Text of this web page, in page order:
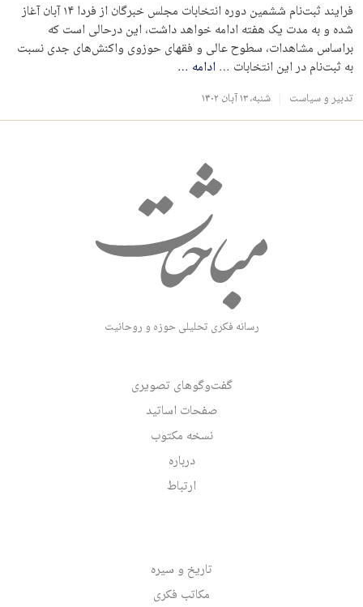
فرایند ثبت‌نام ششمین دوره انتخابات مجلس خبرگان از فردا ۱۴ آبان آغاز
شده و به مدت یک هفته ادامه خواهد داشت، این درحالی است که
براساس مشاهدات، سطوح عالی و فقهای حوزوی واکنش‌های جدی نسبت
به ثبت‌نام در این انتخابات …ادامه …
تدبیر و سیاست شنبه، ۱۳ آبان ۱۴۰۲
رسانه فکری تحلیلی حوزه و روحانیت
گفت‌وگوهای تصویری
صفحات اساتید
نسخه مکتوب
درباره
ارتباط
تاریخ و سیره
مکاتب فکری